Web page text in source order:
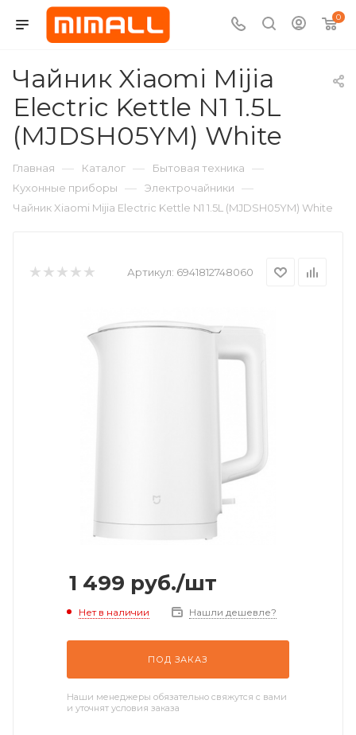
0
Чайник Xiaomi Mijia
Electric Kettle N1 1.5L
(MJDSH05YM) White
Главная — Каталог — Бытовая техника —
Кухонные приборы — Электрочайники —
Чайник Xiaomi Mijia Electric Kettle N1 1.5L (MJDSH05YM) White
Артикул: 6941812748060
1 499 руб./шт
Нет в наличии Нашли дешевле?
ПОД ЗАКАЗ
Наши менеджеры обязательно свяжутся с вами
и уточнят условия заказа